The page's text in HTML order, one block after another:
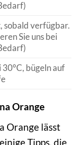
sobald verfügbar.
Sie uns bei
bügeln auf
Orange
Orange lässt
Tipps, die